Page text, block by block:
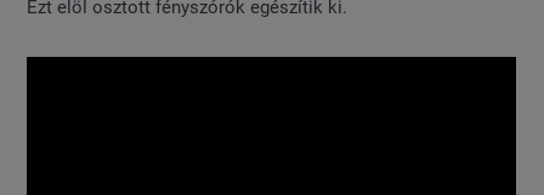
Ezt elöl osztott fényszórók egészítik ki.